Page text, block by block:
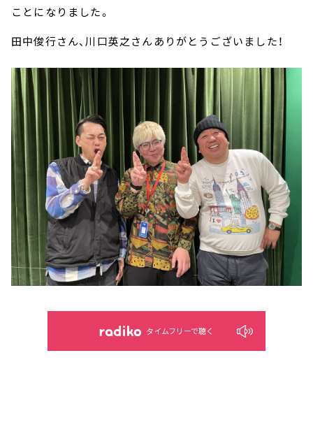
ことになりました。
田中俊行さん、川口英之さんありがとうございました！
タイムフリーで聴く